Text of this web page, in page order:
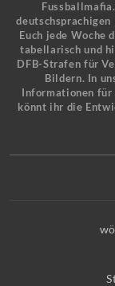
Euch jede Woche
tabellarisch und
DFB-Strafen für
Bildern. In
Informationen
könnt ihr die